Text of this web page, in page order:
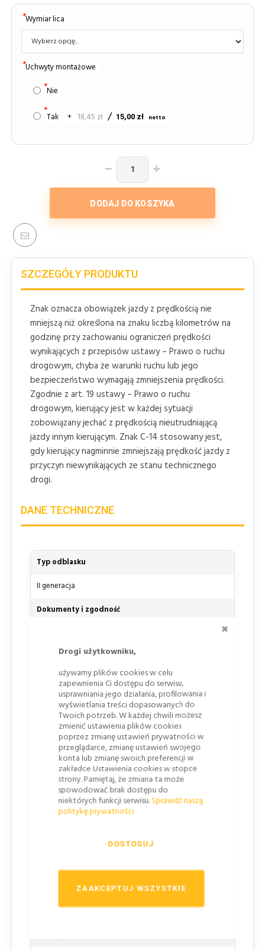
Drogi użytkowniku,
używamy plików cookies w celu
zapewnienia Ci dostępu do serwisu,
usprawniania jego działania, profilowania i
wyświetlania treści dopasowanych do
Twoich potrzeb. W każdej chwili możesz
zmienić ustawienia plików cookies
poprzez zmianę ustawień prywatności w
przeglądarce, zmianę ustawień swojego
konta lub zmianę swoich preferencji w
zakładce Ustawienia cookies w stopce
strony. Pamiętaj, że zmiana ta może
spowodować brak dostępu do
niektórych funkcji serwisu.Sprawdź naszą
politykę prywatności
ZAAKCEPTUJ WSZYSTKIE
DOSTOSUJ
Wymiar lica
Uchwyty montażowe
Nie
Tak + 18,45 zł 15,00 zł
DODAJ DO KOSZYKA
SZCZEGÓŁY PRODUKTU
Znak oznacza obowiązek jazdy z prędkością nie
mniejszą niż określona na znaku liczbą kilometrów na
godzinę przy zachowaniu ograniczeń prędkości
wynikających z przepisów ustawy – Prawo o ruchu
drogowym, chyba że warunki ruchu lub jego
bezpieczeństwo wymagają zmniejszenia prędkości.
Zgodnie z art. 19 ustawy – Prawo o ruchu
drogowym, kierujący jest w każdej sytuacji
zobowiązany jechać z prędkością nieutrudniającą
jazdy innym kierującym. Znak C-14 stosowany jest,
gdy kierujący nagminnie zmniejszają prędkość jazdy z
przyczyn niewynikających ze stanu technicznego
drogi.
DANE TECHNICZNE
Typ odblasku
II generacja
Dokumenty i zgodność
Podkład
Blacha ocynkowana 1,25mm lakierowana proszkowo w
kolorze szarym
Podwójnie gięte krawędzie po całym obrysie
Folia odblaskowa TYP 2
Działanie wiatru
Czasowe odkształcenie zginające
Dynamiczne obciążenie spowodowane zaśnieżeniem